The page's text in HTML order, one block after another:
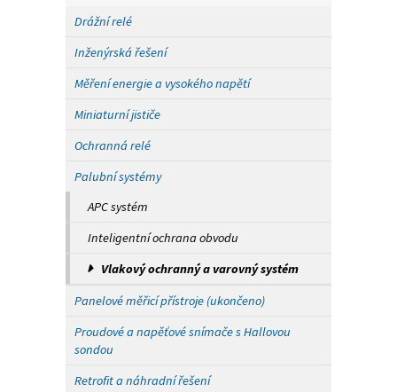
Drážní relé
Inženýrská řešení
Měření energie a vysokého napětí
Miniaturní jističe
Ochranná relé
Palubní systémy
APC systém
Inteligentní ochrana obvodu
Vlakový ochranný a varovný systém
Panelové měřicí přístroje (ukončeno)
Proudové a napěťové snímače s Hallovou
sondou
Retrofit a náhradní řešení